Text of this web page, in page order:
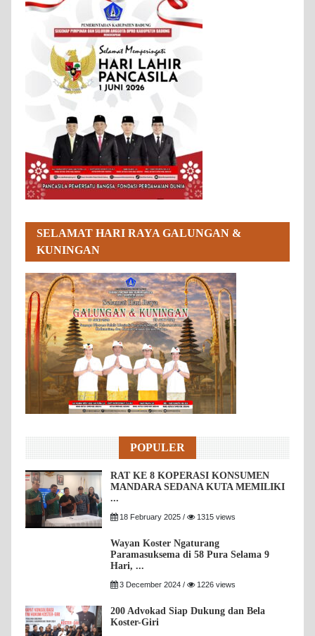
SELAMAT HARI RAYA GALUNGAN &
KUNINGAN
POPULER
RAT KE 8 KOPERASI KONSUMEN
MANDARA SEDANA KUTA MEMILIKI
...
18 February 2025 / 1315 views
Wayan Koster Ngaturang
Paramasuksema di 58 Pura Selama 9
Hari, ...
3 December 2024 / 1226 views
200 Advokad Siap Dukung dan Bela
Koster-Giri